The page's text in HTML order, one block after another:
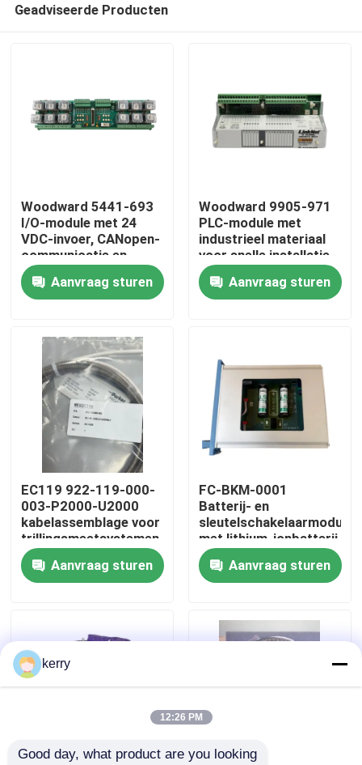
Thuis
Producten
Video's
Over ons
Fabriekstocht
Kwaliteitscontrole
bloggen
ABB 800xa
Geadviseerde Producten
Woodward 5441-693
I/O-module met 24
VDC-invoer, CANopen-
communicatie en
werkbereik van -40 °C
tot +85 °C
Aanvraag sturen
Woodward 9905-971
PLC-module met
industrieel materiaal
voor snelle installatie
en groot
temperatuurbereik
Aanvraag sturen
EC119 922-119-000-
003-P2000-U2000
kabelassemblage voor
trillingsmeetsystemen
Aanvraag sturen
FC-BKM-0001
Batterij- en
sleutelschakelaarmodule
met lithium-ionbatterij
met een hoge
capaciteit en
mechanische
industriële
besturingssystemen
Aanvraag sturen
kerry
12:26 PM
Good day, what product are you looking